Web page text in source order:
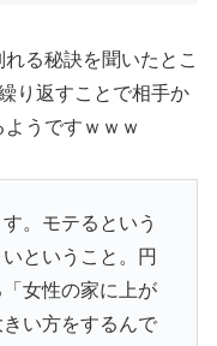
る秘訣を聞いたとこ
り返すことで相手か
うですｗｗｗ
。モテるという
ということ。円
女性の家に上が
い方をするんで